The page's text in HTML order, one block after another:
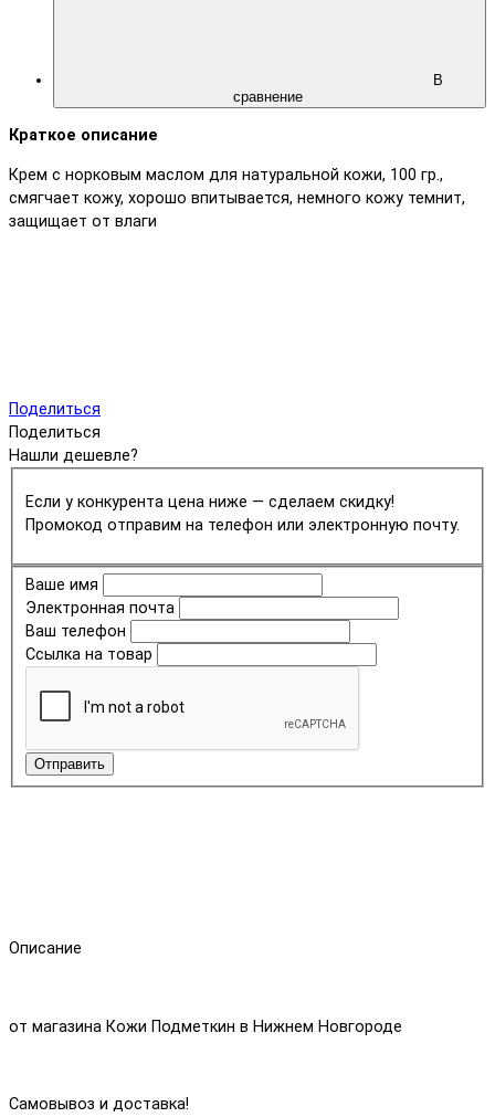
В
сравнение
Краткое описание
Крем с норковым маслом для натуральной кожи, 100 гр.,
смягчает кожу, хорошо впитывается, немного кожу темнит,
защищает от влаги
Поделиться
Поделиться
Нашли дешевле?
Если у конкурента цена ниже — сделаем скидку!
Промокод отправим на телефон или электронную почту.
Ваше имя
Электронная почта
Ваш телефон
Ссылка на товар
Отправить
Описание
от магазина Кожи Подметкин в Нижнем Новгороде
Самовывоз и доставка!